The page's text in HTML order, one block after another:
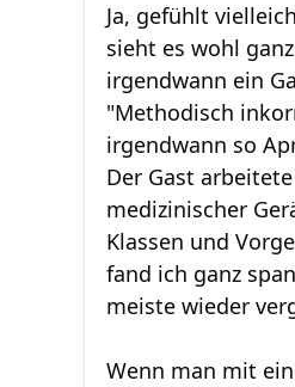
Ja, gefühlt
sieht es wohl
irgendwann ein
"Methodisch
irgendwann so
Der Gast
medizinischer
Klassen und
fand ich ganz
meiste wieder
Wenn man mit